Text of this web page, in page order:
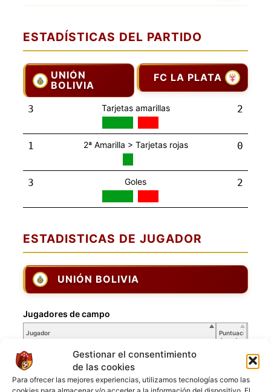
Gestionar el consentimiento
de las cookies
Para ofrecer las mejores experiencias, utilizamos tecnologías como las
ESTADÍSTICAS DEL PARTIDO
UNIÓN
BOLIVIA
FC LA PLATA
3 Tarjetas amarillas 2
1 2ª Amarilla > Tarjetas rojas 0
3 Goles 2
ESTADISTICAS DE JUGADOR
UNIÓN BOLIVIA
Jugador
Puntuación
Jugador
[1] Boris Adrian Miranda
[3] Marco Andres Olivares
[4] Axel Coarite
Jugadores de campo